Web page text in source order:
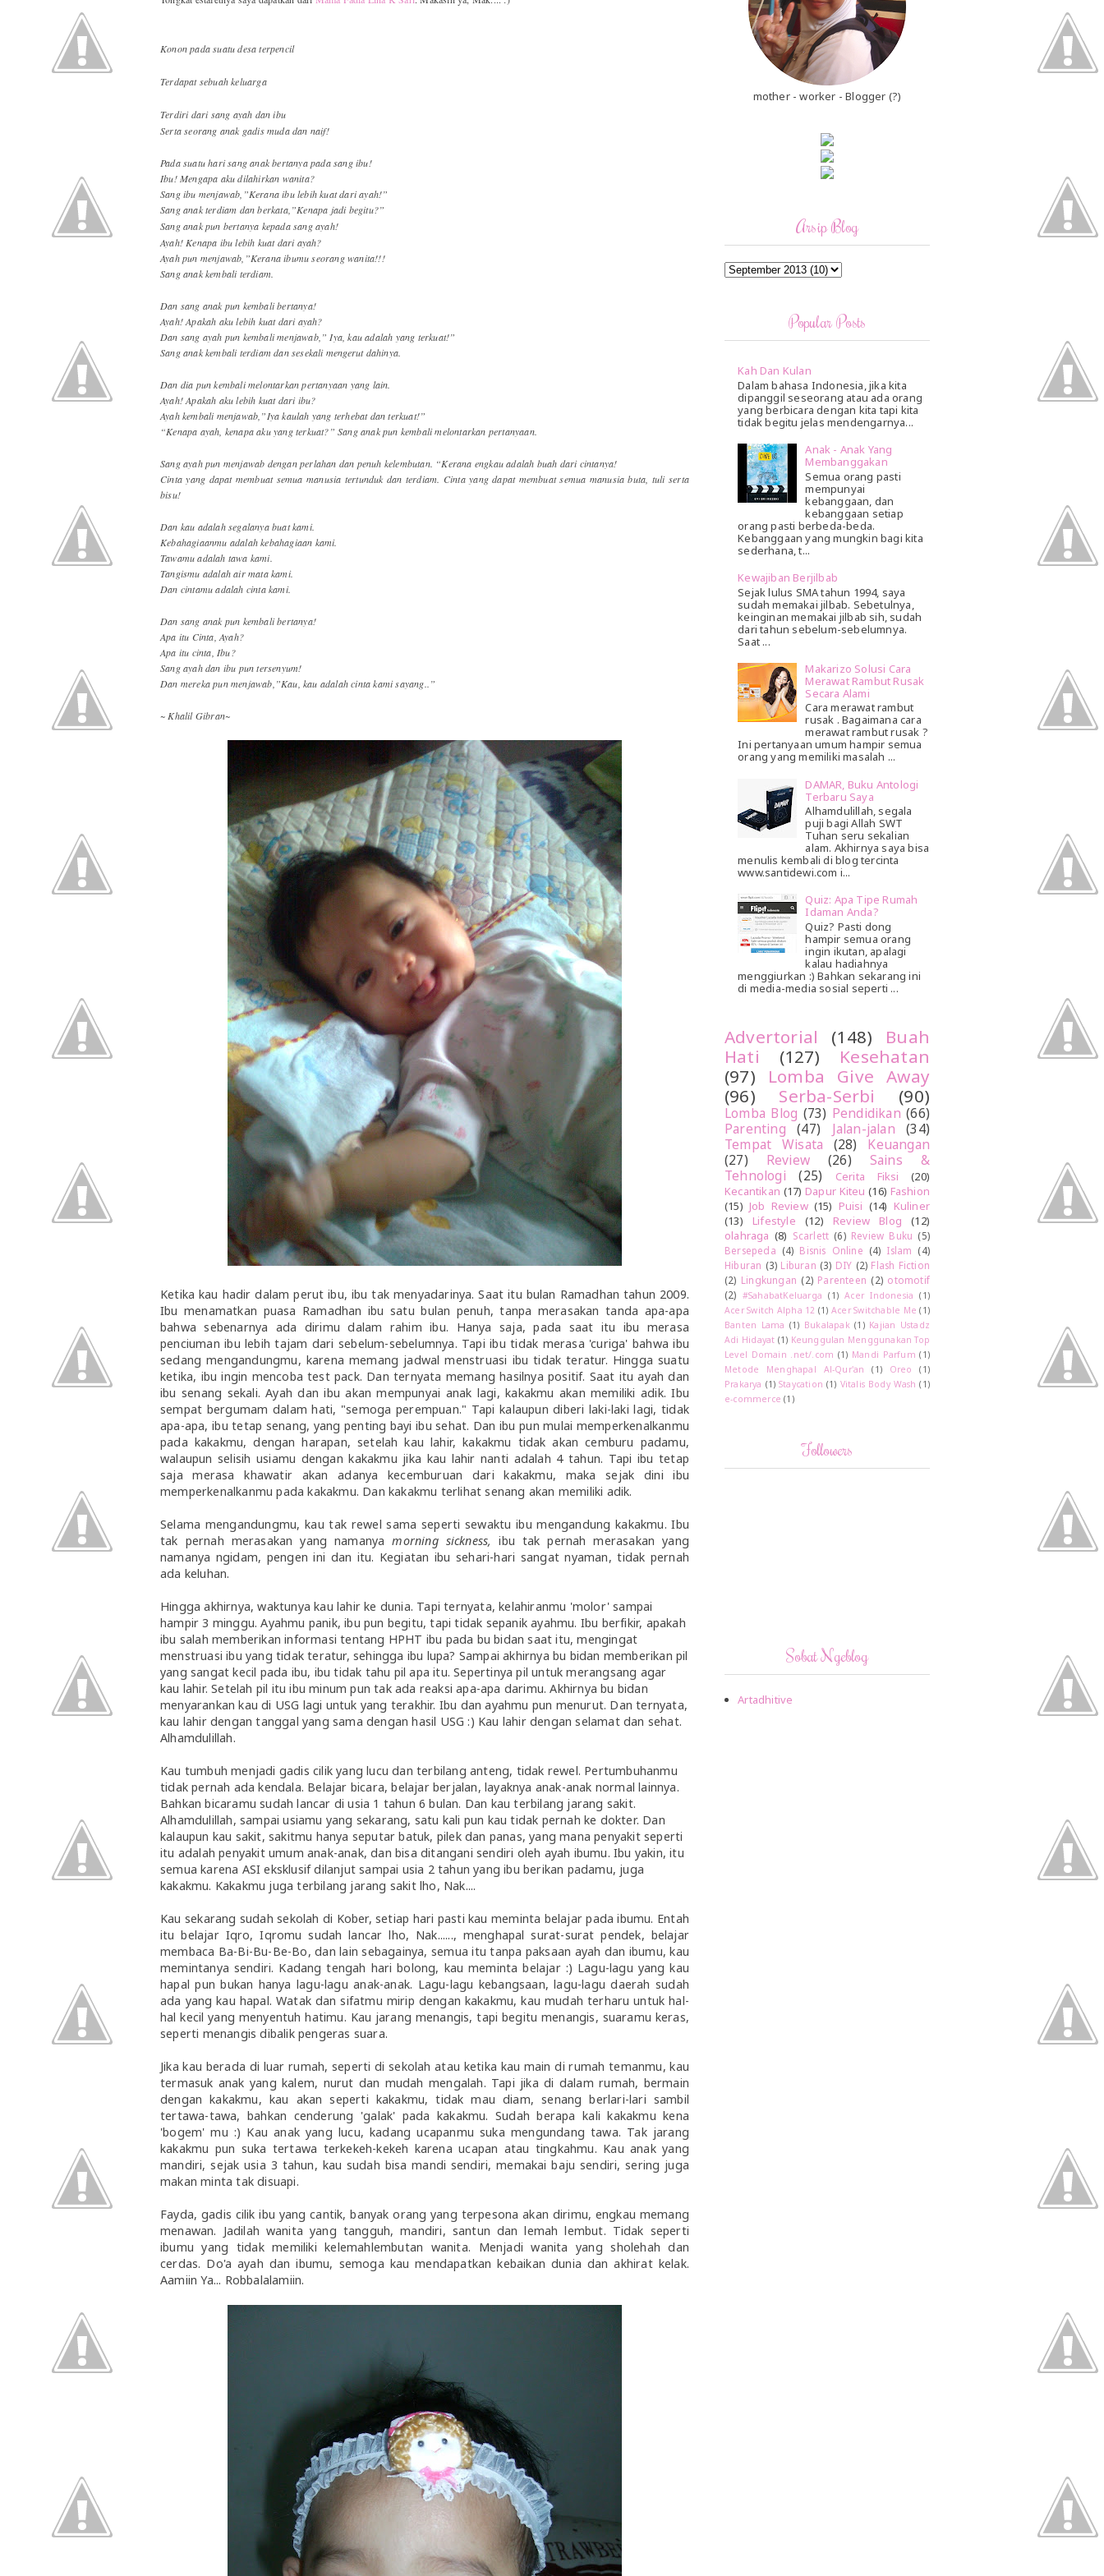
Konon pada suatu desa terpencil
Terdapat sebuah keluarga
Terdiri dari sang ayah dan ibu
Serta seorang anak gadis muda dan naif!
Pada suatu hari sang anak bertanya pada sang ibu!
Ibu! Mengapa aku dilahirkan wanita?
Sang ibu menjawab,”Kerana ibu lebih kuat dari ayah!”
Sang anak terdiam dan berkata,”Kenapa jadi begitu?”
Sang anak pun bertanya kepada sang ayah!
Ayah! Kenapa ibu lebih kuat dari ayah?
Ayah pun menjawab,”Kerana ibumu seorang wanita!!!
Sang anak kembali terdiam.
Dan sang anak pun kembali bertanya!
Ayah! Apakah aku lebih kuat dari ayah?
Dan sang ayah pun kembali menjawab,” Iya, kau adalah yang terkuat!”
Sang anak kembali terdiam dan sesekali mengerut dahinya.
Dan dia pun kembali melontarkan pertanyaan yang lain.
Ayah! Apakah aku lebih kuat dari ibu?
Ayah kembali menjawab,”Iya kaulah yang terhebat dan terkuat!”
“Kenapa ayah, kenapa aku yang terkuat?” Sang anak pun kembali melontarkan pertanyaan.
Sang ayah pun menjawab dengan perlahan dan penuh kelembutan. “Kerana engkau adalah buah dari cintanya!
Cinta yang dapat membuat semua manusia tertunduk dan terdiam. Cinta yang dapat membuat semua manusia buta, tuli serta
bisu!
Dan kau adalah segalanya buat kami.
Kebahagiaanmu adalah kebahagiaan kami.
Tawamu adalah tawa kami.
Tangismu adalah air mata kami.
Dan cintamu adalah cinta kami.
Dan sang anak pun kembali bertanya!
Apa itu Cinta, Ayah?
Apa itu cinta, Ibu?
Sang ayah dan ibu pun tersenyum!
Dan mereka pun menjawab,”Kau, kau adalah cinta kami sayang..”
~ Khalil Gibran~
Ketika kau hadir dalam perut ibu, ibu tak menyadarinya. Saat itu bulan Ramadhan tahun 2009.
Ibu menamatkan puasa Ramadhan ibu satu bulan penuh, tanpa merasakan tanda apa-apa
bahwa sebenarnya ada dirimu dalam rahim ibu. Hanya saja, pada saat itu ibu merasa
penciuman ibu lebih tajam dari sebelum-sebelumnya. Tapi ibu tidak merasa 'curiga' bahwa ibu
sedang mengandungmu, karena memang jadwal menstruasi ibu tidak teratur. Hingga suatu
ketika, ibu ingin mencoba test pack. Dan ternyata memang hasilnya positif. Saat itu ayah dan
ibu senang sekali. Ayah dan ibu akan mempunyai anak lagi, kakakmu akan memiliki adik. Ibu
sempat bergumam dalam hati, "semoga perempuan." Tapi kalaupun diberi laki-laki lagi, tidak
apa-apa, ibu tetap senang, yang penting bayi ibu sehat. Dan ibu pun mulai memperkenalkanmu
pada kakakmu, dengan harapan, setelah kau lahir, kakakmu tidak akan cemburu padamu,
walaupun selisih usiamu dengan kakakmu jika kau lahir nanti adalah 4 tahun. Tapi ibu tetap
saja merasa khawatir akan adanya kecemburuan dari kakakmu, maka sejak dini ibu
memperkenalkanmu pada kakakmu. Dan kakakmu terlihat senang akan memiliki adik.
Selama mengandungmu, kau tak rewel sama seperti sewaktu ibu mengandung kakakmu. Ibu
tak pernah merasakan yang namanyamorning sickness,ibu tak pernah merasakan yang
namanya ngidam, pengen ini dan itu. Kegiatan ibu sehari-hari sangat nyaman, tidak pernah
ada keluhan.
Hingga akhirnya, waktunya kau lahir ke dunia. Tapi ternyata, kelahiranmu 'molor' sampai
hampir 3 minggu. Ayahmu panik, ibu pun begitu, tapi tidak sepanik ayahmu. Ibu berfikir, apakah
ibu salah memberikan informasi tentang HPHT ibu pada bu bidan saat itu, mengingat
menstruasi ibu yang tidak teratur, sehingga ibu lupa? Sampai akhirnya bu bidan memberikan pil
yang sangat kecil pada ibu, ibu tidak tahu pil apa itu. Sepertinya pil untuk merangsang agar
kau lahir. Setelah pil itu ibu minum pun tak ada reaksi apa-apa darimu. Akhirnya bu bidan
menyarankan kau di USG lagi untuk yang terakhir. Ibu dan ayahmu pun menurut. Dan ternyata,
kau lahir dengan tanggal yang sama dengan hasil USG :) Kau lahir dengan selamat dan sehat.
Alhamdulillah.
Kau tumbuh menjadi gadis cilik yang lucu dan terbilang anteng, tidak rewel. Pertumbuhanmu
tidak pernah ada kendala. Belajar bicara, belajar berjalan, layaknya anak-anak normal lainnya.
Bahkan bicaramu sudah lancar di usia 1 tahun 6 bulan. Dan kau terbilang jarang sakit.
Alhamdulillah, sampai usiamu yang sekarang, satu kali pun kau tidak pernah ke dokter. Dan
kalaupun kau sakit, sakitmu hanya seputar batuk, pilek dan panas, yang mana penyakit seperti
itu adalah penyakit umum anak-anak, dan bisa ditangani sendiri oleh ayah ibumu. Ibu yakin, itu
semua karena ASI eksklusif dilanjut sampai usia 2 tahun yang ibu berikan padamu, juga
kakakmu. Kakakmu juga terbilang jarang sakit lho, Nak....
Kau sekarang sudah sekolah di Kober, setiap hari pasti kau meminta belajar pada ibumu. Entah
itu belajar Iqro, Iqromu sudah lancar lho, Nak......, menghapal surat-surat pendek, belajar
membaca Ba-Bi-Bu-Be-Bo, dan lain sebagainya, semua itu tanpa paksaan ayah dan ibumu, kau
memintanya sendiri. Kadang tengah hari bolong, kau meminta belajar :) Lagu-lagu yang kau
hapal pun bukan hanya lagu-lagu anak-anak. Lagu-lagu kebangsaan, lagu-lagu daerah sudah
ada yang kau hapal. Watak dan sifatmu mirip dengan kakakmu, kau mudah terharu untuk hal-
hal kecil yang menyentuh hatimu. Kau jarang menangis, tapi begitu menangis, suaramu keras,
seperti menangis dibalik pengeras suara.
Jika kau berada di luar rumah, seperti di sekolah atau ketika kau main di rumah temanmu, kau
termasuk anak yang kalem, nurut dan mudah mengalah. Tapi jika di dalam rumah, bermain
dengan kakakmu, kau akan seperti kakakmu, tidak mau diam, senang berlari-lari sambil
tertawa-tawa, bahkan cenderung 'galak' pada kakakmu. Sudah berapa kali kakakmu kena
'bogem' mu :) Kau anak yang lucu, kadang ucapanmu suka mengundang tawa. Tak jarang
kakakmu pun suka tertawa terkekeh-kekeh karena ucapan atau tingkahmu. Kau anak yang
mandiri, sejak usia 3 tahun, kau sudah bisa mandi sendiri, memakai baju sendiri, sering juga
makan minta tak disuapi.
Fayda, gadis cilik ibu yang cantik, banyak orang yang terpesona akan dirimu, engkau memang
menawan. Jadilah wanita yang tangguh, mandiri, santun dan lemah lembut. Tidak seperti
ibumu yang tidak memiliki kelemahlembutan wanita. Menjadi wanita yang sholehah dan
cerdas. Do'a ayah dan ibumu, semoga kau mendapatkan kebaikan dunia dan akhirat kelak.
Aamiin Ya... Robbalalamiin.
mother - worker - Blogger (?)
Arsip Blog
Popular Posts
Kah Dan Kulan
Dalam bahasa Indonesia, jika kita
dipanggil seseorang atau ada orang
yang berbicara dengan kita tapi kita
tidak begitu jelas mendengarnya...
Anak - Anak Yang
Membanggakan
Semua orang pasti
mempunyai
kebanggaan, dan
kebanggaan setiap
orang pasti berbeda-beda.
Kebanggaan yang mungkin bagi kita
sederhana, t...
Kewajiban Berjilbab
Sejak lulus SMA tahun 1994, saya
sudah memakai jilbab. Sebetulnya,
keinginan memakai jilbab sih, sudah
dari tahun sebelum-sebelumnya.
Saat ...
Makarizo Solusi Cara
Merawat Rambut Rusak
Secara Alami
Cara merawat rambut
rusak . Bagaimana cara
merawat rambut rusak ?
Ini pertanyaan umum hampir semua
orang yang memiliki masalah ...
DAMAR, Buku Antologi
Terbaru Saya
Alhamdulillah, segala
puji bagi Allah SWT
Tuhan seru sekalian
alam. Akhirnya saya bisa
menulis kembali di blog tercinta
www.santidewi.com i...
Quiz: Apa Tipe Rumah
Idaman Anda?
Quiz? Pasti dong
hampir semua orang
ingin ikutan, apalagi
kalau hadiahnya
menggiurkan :) Bahkan sekarang ini
di media-media sosial seperti ...
Advertorial (148)
Buah
Hati
(127)
Kesehatan
(97)
Lomba Give Away
(96)
Serba-Serbi (90)
Lomba Blog (73) Pendidikan (66)
Parenting
(47) Jalan-jalan
(34)
Tempat Wisata
(28)
Keuangan
(27)
Review (26)
Sains &
Tehnologi
(25) Cerita Fiksi
(20)
Kecantikan (17) Dapur Kiteu (16) Fashion
(15) Job Review (15) Puisi (14) Kuliner
(13)
Lifestyle (12) Review Blog
(12)
olahraga (8) Scarlett (6) Review Buku (5)
Bersepeda (4) Bisnis Online (4) Islam (4)
Hiburan (3) Liburan (3) DIY (2) Flash Fiction
(2) Lingkungan (2) Parenteen (2) otomotif
(2) #SahabatKeluarga (1) Acer Indonesia
(1)
Acer Switch Alpha 12 (1) Acer Switchable Me (1)
Banten Lama (1) Bukalapak (1) Kajian Ustadz
Adi Hidayat (1) Keunggulan Menggunakan Top
Level Domain .net/.com (1) Mandi Parfum (1)
Metode Menghapal Al-Qur'an
(1) Oreo
(1)
Prakarya (1) Staycation (1) Vitalis Body Wash (1)
e-commerce (1)
Followers
Sobat Ngeblog
Artadhitive